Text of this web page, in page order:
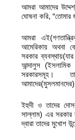
আমরা আমাদের
ঘোষনা করি,
আমরা
আমেরিকায় অথবা
সরকার
আন্দালুস
সরকারসমূহ।
ইহুদী ও তাদের
সাল্লাম) এর সরকার
দ্বারা তাদের মুখোশ